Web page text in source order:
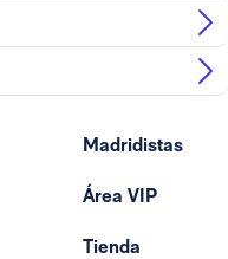
Madridistas
Área VIP
Tienda